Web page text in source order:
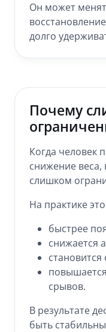
Он может
долго
Почему
Когда человек
снижение веса,
слишком
На практике
быстрее
снижается
срывов.
В результате
быть